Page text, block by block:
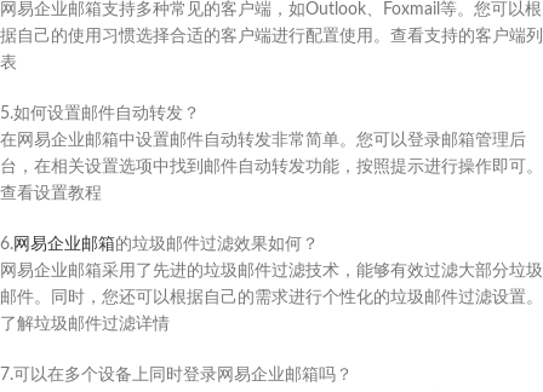
网易企业邮箱支持多种常见的客户端，如Outlook、Foxmail等。您可以根
据自己的使用习惯选择合适的客户端进行配置使用。查看支持的客户端列
表
5.如何设置邮件自动转发？
在网易企业邮箱中设置邮件自动转发非常简单。您可以登录邮箱管理后
台，在相关设置选项中找到邮件自动转发功能，按照提示进行操作即可。
查看设置教程
6.网易企业邮箱的垃圾邮件过滤效果如何？
网易企业邮箱采用了先进的垃圾邮件过滤技术，能够有效过滤大部分垃圾
邮件。同时，您还可以根据自己的需求进行个性化的垃圾邮件过滤设置。
了解垃圾邮件过滤详情
7.可以在多个设备上同时登录网易企业邮箱吗？